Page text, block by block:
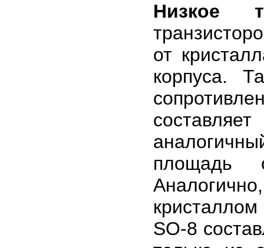
Низкое
от
корпуса.
площадь
SO-8